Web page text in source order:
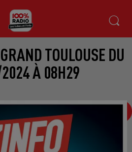
TOULOUSE DU
À 08H29